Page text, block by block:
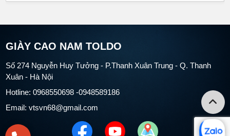
GIÀY CAO NAM TOLDO
Số 274 Nguyễn Huy Tưởng - P.Thanh Xuân Trung - Q. Thanh
Xuân - Hà Nội
Hotline: 0968550698 -0948589186
Email: vtsvn68@gmail.com